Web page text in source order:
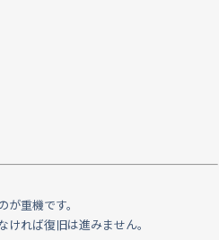
重機です。
れば復旧は進みません。